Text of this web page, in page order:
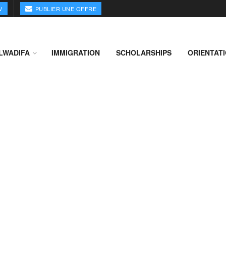
PUBLIER UNE OFFRE
IMMIGRATION SCHOLARSHIPS